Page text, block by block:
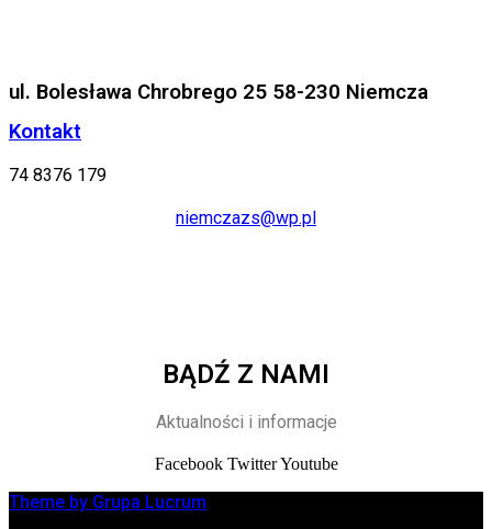
ul. Bolesława Chrobrego 25 58-230 Niemcza
Kontakt
74 8376 179
niemczazs@wp.pl
BĄDŹ Z NAMI
Aktualności i informacje
Facebook Twitter Youtube
Theme by Grupa Lucrum